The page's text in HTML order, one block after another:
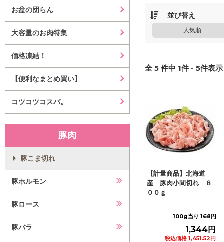
お盆の団らん
大容量のお肉特集
価格凍結！
【便利なまとめ買い】
コツコツコスパ。
豚肉
豚こま切れ
豚ホルモン
豚ロース
豚バラ
並び替え
人気順
全5 件中 1件 - 5件表
【計量商品】北海道
産 豚肉小間切れ ８
００ｇ
100g当り 168円
1,344円
税込価格 1,451.52円